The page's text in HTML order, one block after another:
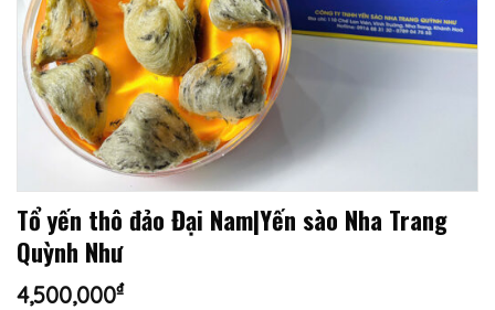
Tổ yến thô đảo Đại Nam|Yến sào Nha Trang
Quỳnh Như
4,500,000₫